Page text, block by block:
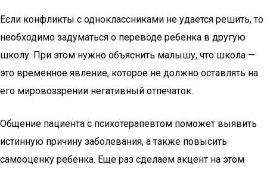
Если конфликты с одноклассниками не удается решить, то
необходимо задуматься о переводе ребенка в другую
школу. При этом нужно объяснить малышу, что школа —
это временное явление, которое не должно оставлять на
его мировоззрении негативный отпечаток.
Общение пациента с психотерапевтом поможет выявить
истинную причину заболевания, а также повысить
самооценку ребенка. Еще раз сделаем акцент на этом